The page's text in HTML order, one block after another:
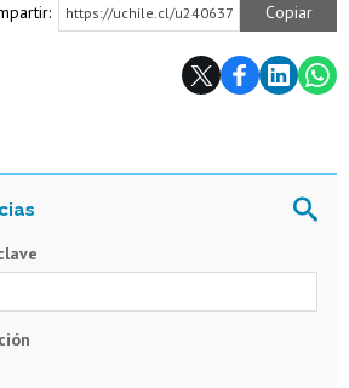
https://uchile.cl/u240637 Copiar